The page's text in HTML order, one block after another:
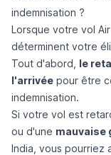
indemnisation ?
Lorsque votre vol
déterminent votre
Tout d'abord, le
l'arrivée pour être
indemnisation.
Si votre vol est
ou d'une mauvaise
India, vous pourriez